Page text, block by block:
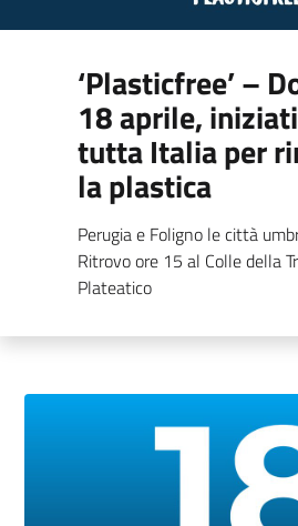
‘Plasticfree’ –
18 aprile,
tutta Italia per
la plastica
Perugia e Foligno le città
Ritrovo ore 15 al Colle della
Plateatico